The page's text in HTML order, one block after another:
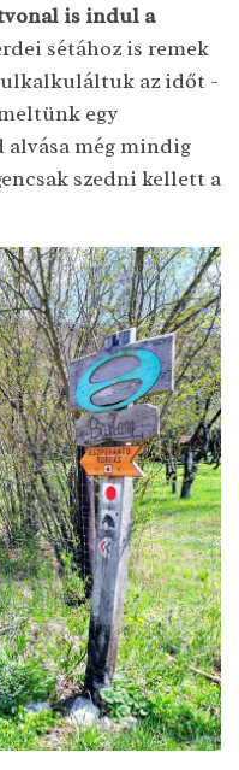
is indul a
sétához is remek
az időt -
egy
még mindig
szedni kellett a